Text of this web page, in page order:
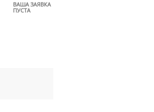
ВАША ЗАЯВКА
ПУСТА